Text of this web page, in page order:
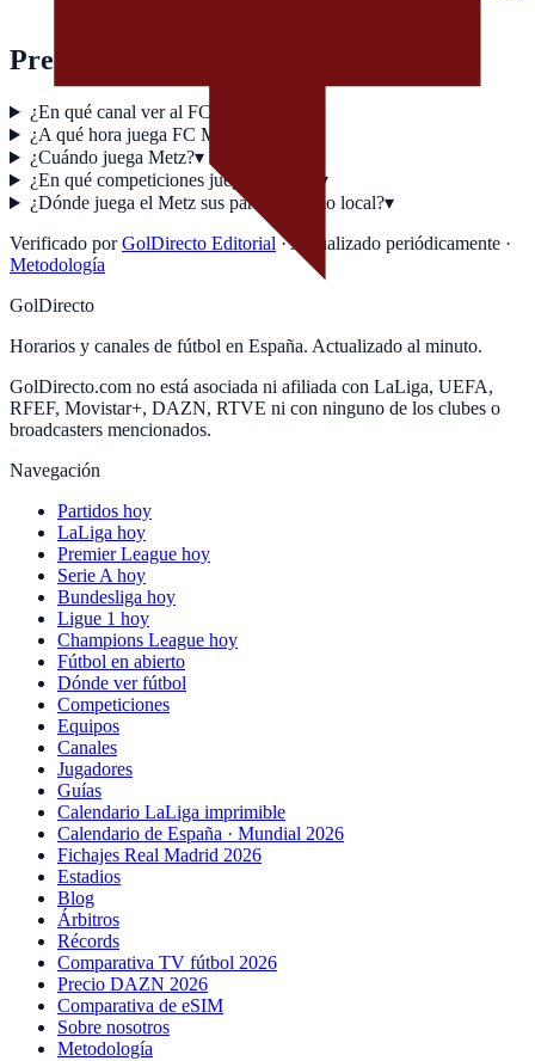
Preguntas frecuentes
¿En qué canal ver al FC Metz hoy?
¿A qué hora juega FC Metz hoy?
¿Cuándo juega Metz?▾
¿En qué competiciones juega el Metz?
▾
¿Dónde juega el Metz sus partidos como local?▾
Verificado por GolDirecto Editorial ·Actualizado periódicamente ·
Metodología
GolDirecto
Horarios y canales de fútbol en España. Actualizado al minuto.
GolDirecto.com no está asociada ni afiliada con LaLiga, UEFA,
RFEF, Movistar+, DAZN, RTVE ni con ninguno de los clubes o
broadcasters mencionados.
Navegación
Partidos hoy
LaLiga hoy
Premier League hoy
Serie A hoy
Bundesliga hoy
Ligue 1 hoy
Champions League hoy
Fútbol en abierto
Dónde ver fútbol
Competiciones
Equipos
Canales
Jugadores
Guías
Calendario LaLiga imprimible
Calendario de España · Mundial 2026
Fichajes Real Madrid 2026
Estadios
Blog
Árbitros
Récords
Comparativa TV fútbol 2026
Precio DAZN 2026
Comparativa de eSIM
Sobre nosotros
Metodología